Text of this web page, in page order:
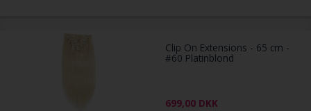
Clip On Extensions - 65 cm -
#60 Platinblond
699,00 DKK